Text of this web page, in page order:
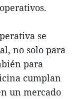
se
no solo para
para
cumplan
un mercado